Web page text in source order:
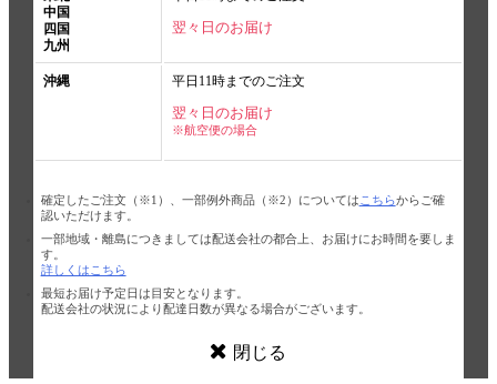
中国
四国
九州
翌々日のお届け
沖縄 平日11時までのご注文
翌々日のお届け
※航空便の場合
確定したご注文（※1）、一部例外商品（※2）については こちらからご確
認いただけます。
一部地域・離島につきましては配送会社の都合上、お届けにお時間を要しま
す。
詳しくはこちら
最短お届け予定日は目安となります。
配送会社の状況により配達日数が異なる場合がございます。
閉じる